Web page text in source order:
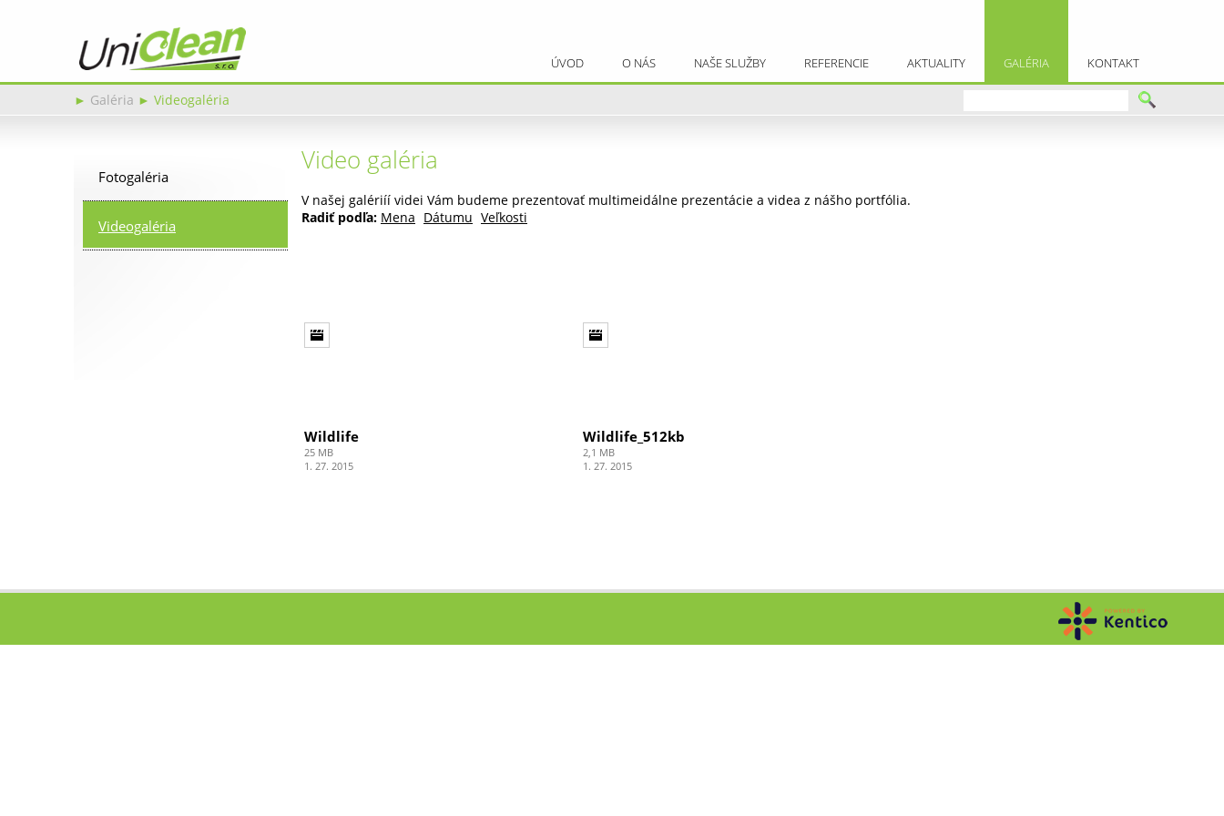
ÚVOD O NÁS NAŠE SLUŽBY REFERENCIE AKTUALITY GALÉRIA KONTAKT
► Galéria ► Videogaléria
Fotogaléria
Videogaléria
Video galéria
V našej galériíí videi Vám budeme prezentovať multimeidálne prezentácie a videa z nášho portfólia.
Radiť podľa: Mena Dátumu Veľkosti
Wildlife
25 MB
1. 27. 2015
Wildlife_512kb
2,1 MB
1. 27. 2015